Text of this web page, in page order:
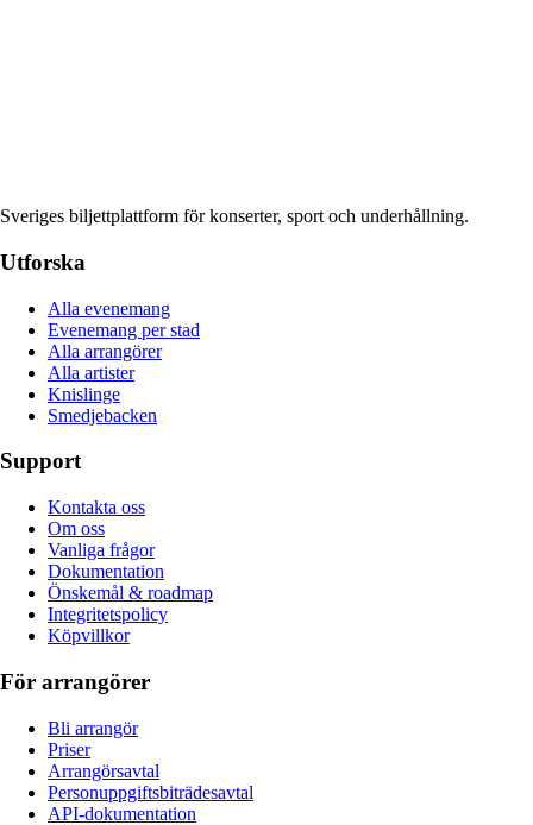
Sveriges biljettplattform för konserter, sport och underhållning.
Utforska
Alla evenemang
Evenemang per stad
Alla arrangörer
Alla artister
Knislinge
Smedjebacken
Support
Kontakta oss
Om oss
Vanliga frågor
Dokumentation
Önskemål & roadmap
Integritetspolicy
Köpvillkor
För arrangörer
Bli arrangör
Priser
Arrangörsavtal
Personuppgiftsbiträdesavtal
API-dokumentation